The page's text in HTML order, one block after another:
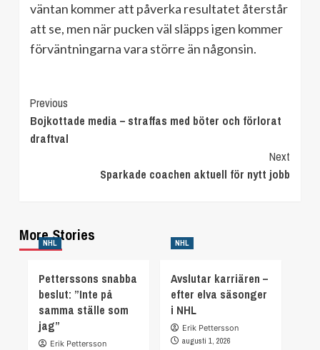
väntan kommer att påverka resultatet återstår
att se, men när pucken väl släpps igen kommer
förväntningarna vara större än någonsin.
Continue
Reading
Previous
Bojkottade media – straffas med böter och förlorat
draftval
Next
Sparkade coachen aktuell för nytt jobb
More Stories
NHL
Petterssons snabba
beslut: ”Inte på
samma ställe som
jag”
Erik Pettersson
NHL
Avslutar karriären –
efter elva säsonger
i NHL
Erik Pettersson
augusti 1, 2026